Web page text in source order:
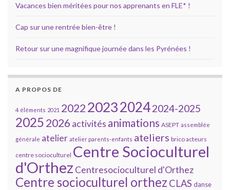
Vacances bien méritées pour nos apprenants en FLE* !
Cap sur une rentrée bien-être !
Retour sur une magnifique journée dans les Pyrénées !
A PROPOS DE
4 éléments 2021 2022202320242024-2025
20252026 activités animations ASEPT assemblée
générale atelier atelier parents-enfants ateliers brico acteurs
centre socioculturel Centre Socioculturel
d'Orthez Centresocioculturel d'Orthez
Centre socioculturel orthez CLAS danse